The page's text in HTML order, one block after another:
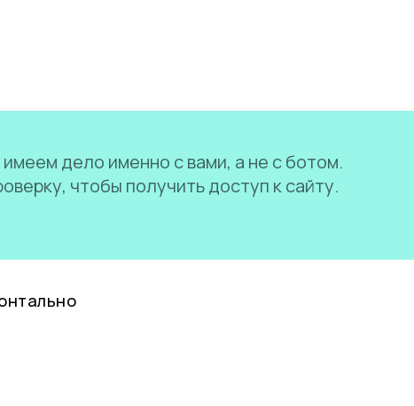
дело именно с вами, а не с ботом.
чтобы получить доступ к сайту.